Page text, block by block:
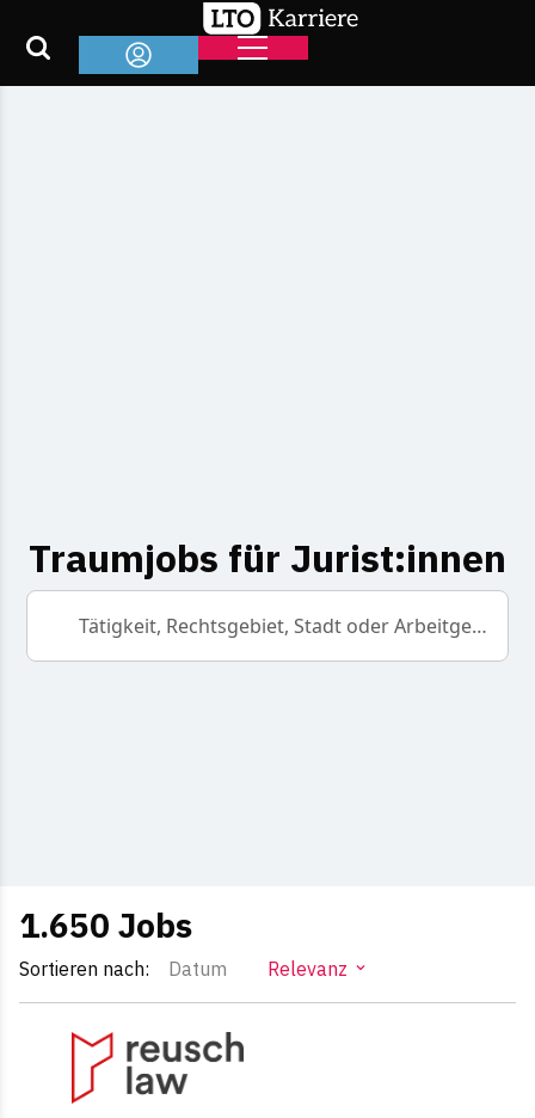
Traumjobs für Jurist:innen
Tätigkeit, Rechtsgebiet, Stadt oder Arbeitgeber
1.650 Jobs
Sortieren nach: Datum Relevanz